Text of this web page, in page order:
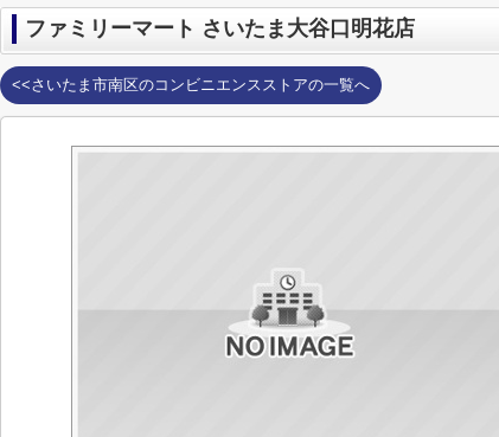
ファミリーマート さいたま大谷口明花店
<<さいたま市南区のコンビニエンスストアの一覧へ